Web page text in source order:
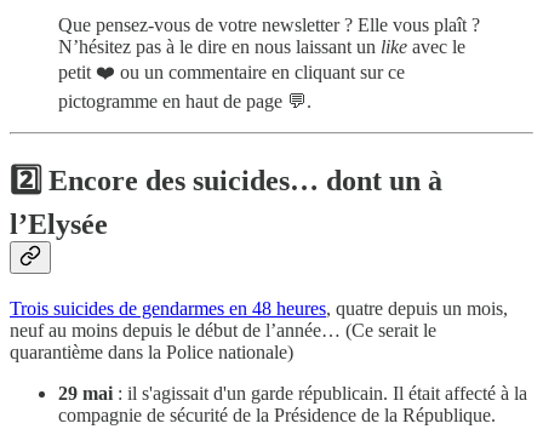
Que pensez-vous de votre newsletter ? Elle vous plaît ?
N’hésitez pas à le dire en nous laissant un like avec le
petit ❤️ ou un commentaire en cliquant sur ce
pictogramme en haut de page 💬.
2️⃣ Encore des suicides… dont un à
l’Elysée
Trois suicides de gendarmes en 48 heures, quatre depuis un mois,
neuf au moins depuis le début de l’année… (Ce serait le
quarantième dans la Police nationale)
29 mai : il s'agissait d'un garde républicain. Il était affecté à la
compagnie de sécurité de la Présidence de la République.